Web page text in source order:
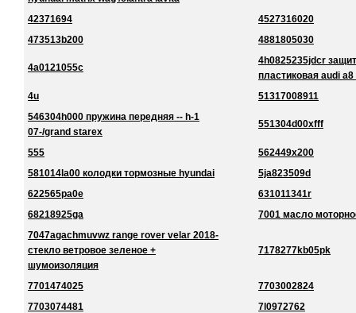
42371694
4527316020
473513b200
4881805030
4a0121055c
4h0825235jdcr
пластиковая audi
4u
51317008911
546304h000 пружина передняя -- h-1
07-/grand starex
551304d00xfff
555
562449x200
581014la00 колодки тормозные hyundai
5ja823509d
622565pa0e
631011341r
68218925ga
7001 масло
7047agachmuvwz range rover velar 2018-
стекло ветровое зеленое +
шумоизоляция
7178277kb05pk
7701474025
7703002824
7703074481
7l0972762